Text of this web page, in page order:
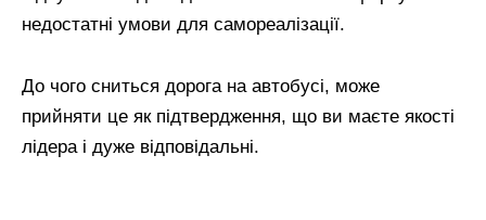
недостатні умови для самореалізації.
До чого сниться дорога на автобусі, може
прийняти це як підтвердження, що ви маєте якості
лідера і дуже відповідальні.